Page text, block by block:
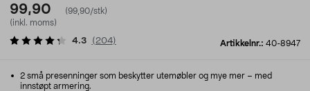
99,90
(99,90/stk)
(inkl. moms)
Artikkelnr.: 40-8947
4.3 ( 204)
2 små presenninger som beskytter utemøbler og mye mer – med
innstøpt armering.